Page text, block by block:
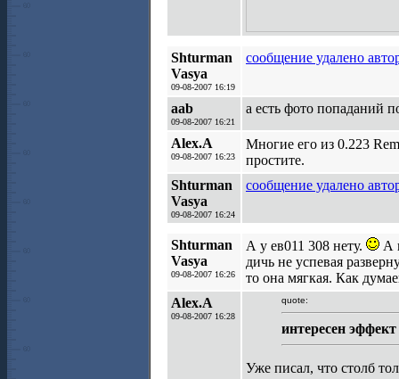
Shturman
Vasya
09-08-2007 16:19
сообщение удалено
aab
09-08-2007 16:21
а есть фото попаданий
Alex.A
09-08-2007 16:23
Многие его из 0.223
простите.
Shturman
Vasya
09-08-2007 16:24
сообщение удалено
Shturman
Vasya
09-08-2007 16:26
А у ев011 308 нету.
А
дичь не успевая
то она мягкая. Как
Alex.A
09-08-2007 16:28
quote:
интересен эффект
Уже писал, что столб